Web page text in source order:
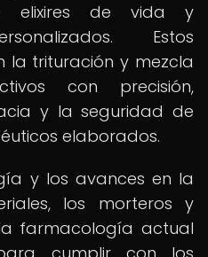
elixires de vida y
Estos
la trituración y mezcla
con precisión,
y la seguridad de
elaborados.
y los avances en la
los morteros y
farmacología actual